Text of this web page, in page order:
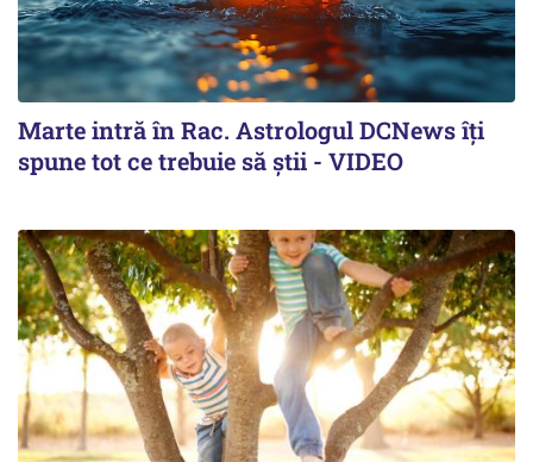
Marte intră în Rac. Astrologul DCNews îți
spune tot ce trebuie să știi - VIDEO